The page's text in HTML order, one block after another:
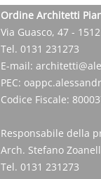
Ordine Architetti
Via Guasco, 47 -
Tel. 0131 231273
E-mail:
PEC:
Codice Fiscale:
Responsabile della
Arch. Stefano
Tel. 0131 231273